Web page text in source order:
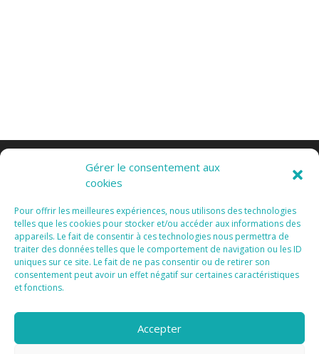
Gérer le consentement aux
cookies
Pour offrir les meilleures expériences, nous utilisons des technologies
telles que les cookies pour stocker et/ou accéder aux informations des
appareils. Le fait de consentir à ces technologies nous permettra de
traiter des données telles que le comportement de navigation ou les ID
uniques sur ce site. Le fait de ne pas consentir ou de retirer son
consentement peut avoir un effet négatif sur certaines caractéristiques
et fonctions.
Accepter
Tous Droits Réservés 2015 IMentions Légales I
Vanda Cipriano